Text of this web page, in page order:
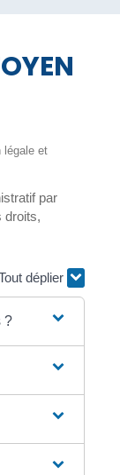
légale et
par
droits,
déplier
?